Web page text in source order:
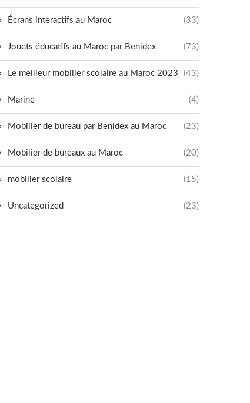
Écrans interactifs au Maroc (33)
Jouets éducatifs au Maroc par Benidex (73)
Le meilleur mobilier scolaire au Maroc 2023 (43)
Marine (4)
Mobilier de bureau par Benidex au Maroc (23)
Mobilier de bureaux au Maroc (20)
mobilier scolaire (15)
Uncategorized (23)